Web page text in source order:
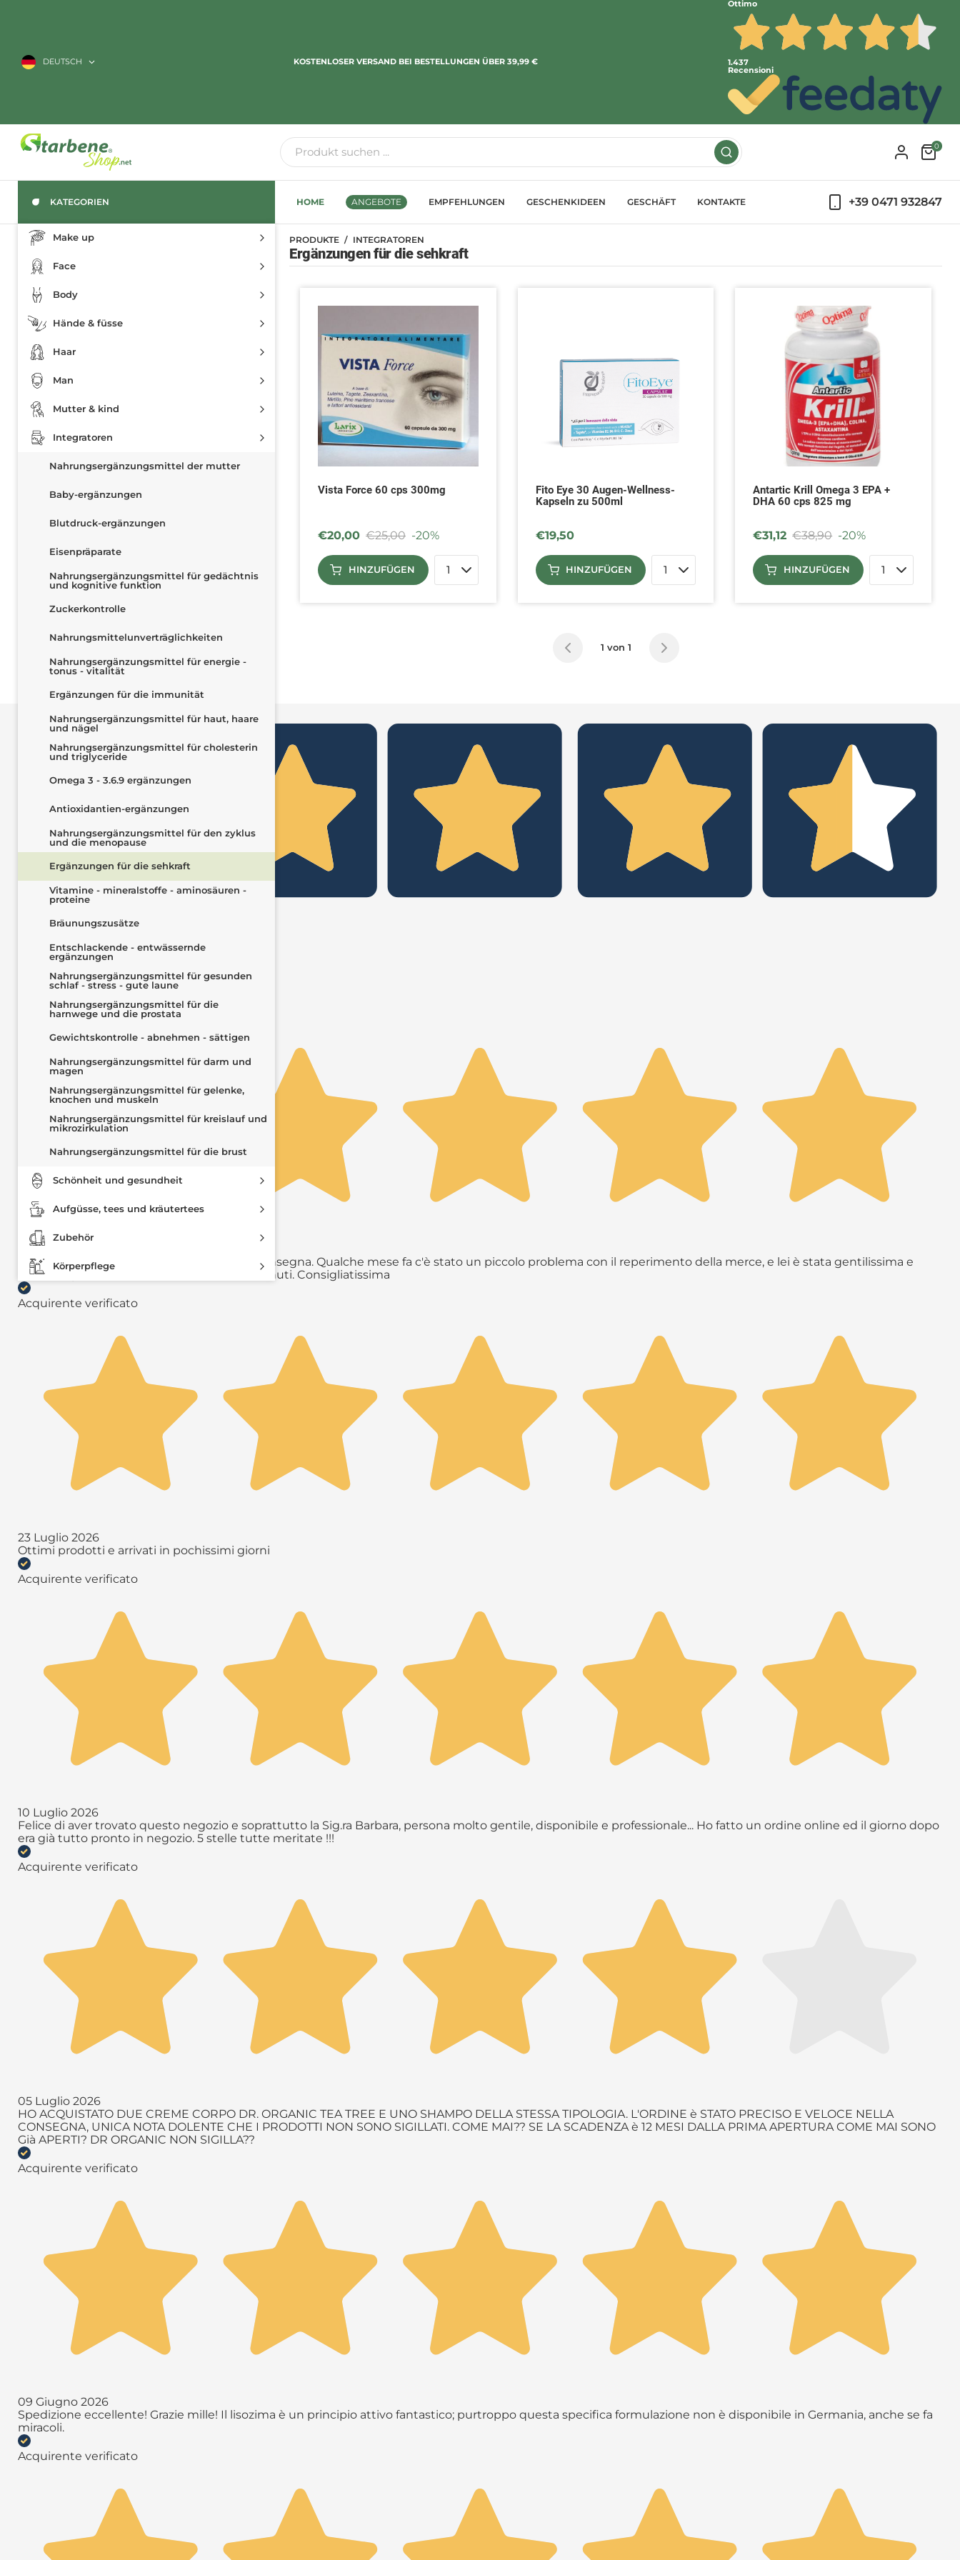
DEUTSCH KOSTENLOSER VERSAND BEI BESTELLUNGEN ÜBER 39,99 €
Ottimo
1.437
Recensioni
0
KATEGORIEN
Make up
Face
Body
Hände & füsse
Haar
Man
Mutter & kind
Integratoren
Nahrungsergänzungsmittel der mutter
Baby-ergänzungen
Blutdruck-ergänzungen
Eisenpräparate
Nahrungsergänzungsmittel für gedächtnis
und kognitive funktion
Zuckerkontrolle
Nahrungsmittelunverträglichkeiten
Nahrungsergänzungsmittel für energie -
tonus - vitalität
Ergänzungen für die immunität
Nahrungsergänzungsmittel für haut, haare
und nägel
Nahrungsergänzungsmittel für cholesterin
und triglyceride
Omega 3 - 3.6.9 ergänzungen
Antioxidantien-ergänzungen
Nahrungsergänzungsmittel für den zyklus
und die menopause
Ergänzungen für die sehkraft
Vitamine - mineralstoffe - aminosäuren -
proteine
Bräunungszusätze
Entschlackende - entwässernde
ergänzungen
Nahrungsergänzungsmittel für gesunden
schlaf - stress - gute laune
Nahrungsergänzungsmittel für die
harnwege und die prostata
Gewichtskontrolle - abnehmen - sättigen
Nahrungsergänzungsmittel für darm und
magen
Nahrungsergänzungsmittel für gelenke,
knochen und muskeln
Nahrungsergänzungsmittel für kreislauf und
mikrozirkulation
Nahrungsergänzungsmittel für die brust
Schönheit und gesundheit
Aufgüsse, tees und kräutertees
Zubehör
Körperpflege
HOME ANGEBOTE EMPFEHLUNGEN GESCHENKIDEEN GESCHÄFT KONTAKTE +39 0471 932847
PRODUKTE INTEGRATOREN
Ergänzungen für die sehkraft
Vista Force 60 cps 300mg
€20,00 €25,00 -20%
HINZUFÜGEN
Fito Eye 30 Augen-Wellness-
Kapseln zu 500ml
€19,50
HINZUFÜGEN
Antartic Krill Omega 3 EPA +
DHA 60 cps 825 mg
€31,12 €38,90 -20%
HINZUFÜGEN
1 von 1
Ottimo
Le nostre recensioni a 4 e 5 stelle.
Clicca qui per leggerle tutte >
Precedente Successivo
2 Giorni Fa
Eccezionale, puntuale e velocissima nella consegna. Qualche mese fa c'è stato un piccolo problema con il reperimento della merce, e lei è stata gentilissima e
molto disponibile, abbiamo risolto in due minuti. Consigliatissima
Acquirente verificato
23 Luglio 2026
Ottimi prodotti e arrivati in pochissimi giorni
Acquirente verificato
10 Luglio 2026
Felice di aver trovato questo negozio e soprattutto la Sig.ra Barbara, persona molto gentile, disponibile e professionale... Ho fatto un ordine online ed il giorno dopo
era già tutto pronto in negozio. 5 stelle tutte meritate !!!
Acquirente verificato
05 Luglio 2026
HO ACQUISTATO DUE CREME CORPO DR. ORGANIC TEA TREE E UNO SHAMPO DELLA STESSA TIPOLOGIA. L'ORDINE è STATO PRECISO E VELOCE NELLA
CONSEGNA, UNICA NOTA DOLENTE CHE I PRODOTTI NON SONO SIGILLATI. COME MAI?? SE LA SCADENZA è 12 MESI DALLA PRIMA APERTURA COME MAI SONO
Già APERTI? DR ORGANIC NON SIGILLA??
Acquirente verificato
09 Giugno 2026
Spedizione eccellente! Grazie mille! Il lisozima è un principio attivo fantastico; purtroppo questa specifica formulazione non è disponibile in Germania, anche se fa
miracoli.
Acquirente verificato